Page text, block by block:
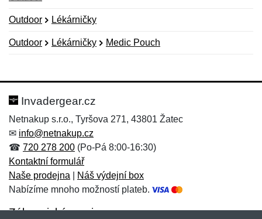
Outdoor Lékárničky
Outdoor Lékárničky Medic Pouch
Hodnocení:
Jméno: *
Jméno:
E-mail:*
Invadergear.cz
Netnakup s.r.o., Tyršova 271, 43801 Žatec
✉ info@netnakup.cz
☎ 720 278 200 (Po-Pá 8:00-16:30)
Kontaktní formulář
Naše prodejna
Náš výdejní box
Nabízíme mnoho možností plateb.
Zákaznický servis